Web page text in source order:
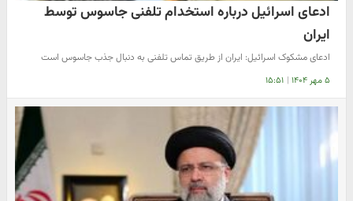
ادعای اسرائیل درباره استخدام تلفنی جاسوس توسط
ایران
ادعای مشکوک اسرائیل: ایران از طریق تماس تلفنی به دنبال جذب جاسوس است
۵ مهر ۱۴۰۴ | ۱۵:۵۱